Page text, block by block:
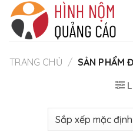
Skip
content
TRANG CHỦ / SẢN PHẨM